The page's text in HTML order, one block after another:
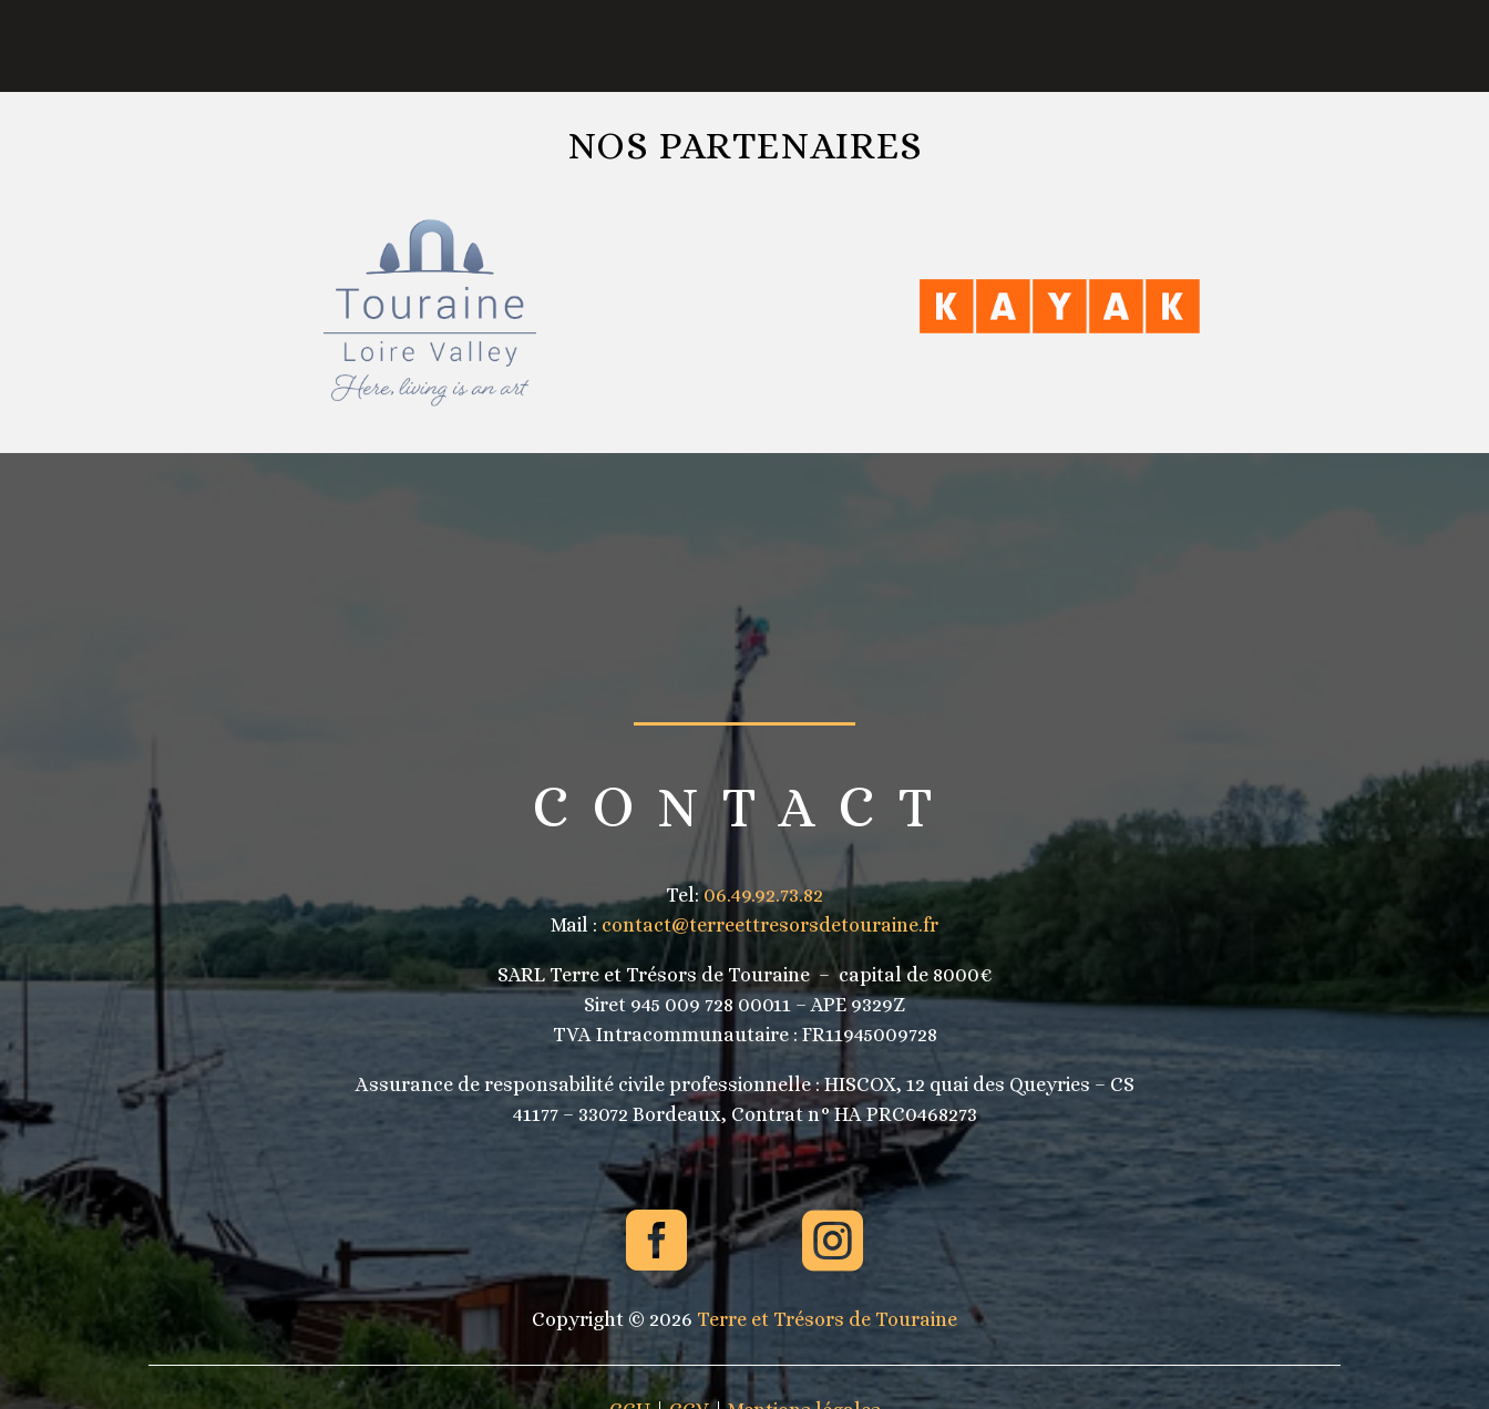
NOS PARTENAIRES
CONTACT
Tel:06.49.92.73.82
Mail : contact@terreettresorsdetouraine.fr
SARL Terre et Trésors de Touraine – capital de 8000€
Siret 945 009 728 00011 – APE 9329Z
TVA Intracommunautaire : FR11945009728
Assurance de responsabilité civile professionnelle : HISCOX, 12 quai des Queyries – CS
41177 – 33072 Bordeaux, Contrat n° HA PRC0468273
 
Copyright © 2026 Terre et Trésors de Touraine